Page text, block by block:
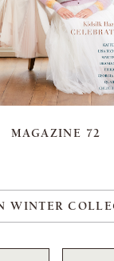
MAGAZINE 72
WINTER